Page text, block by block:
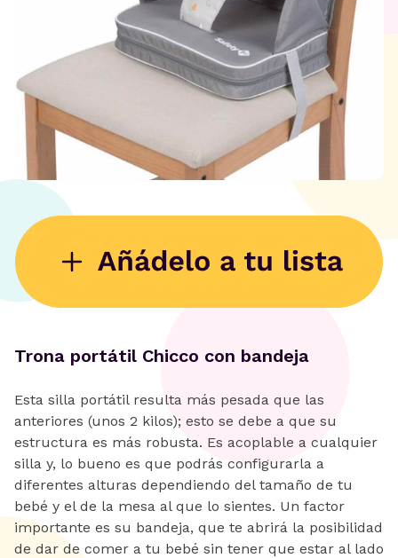
Trona portátil Chicco con bandeja
Esta silla portátil resulta más pesada que las
anteriores (unos 2 kilos); esto se debe a que su
estructura es más robusta. Es acoplable a cualquier
silla y, lo bueno es que podrás configurarla a
diferentes alturas dependiendo del tamaño de tu
bebé y el de la mesa al que lo sientes. Un factor
importante es su bandeja, que te abrirá la posibilidad
de dar de comer a tu bebé sin tener que estar al lado